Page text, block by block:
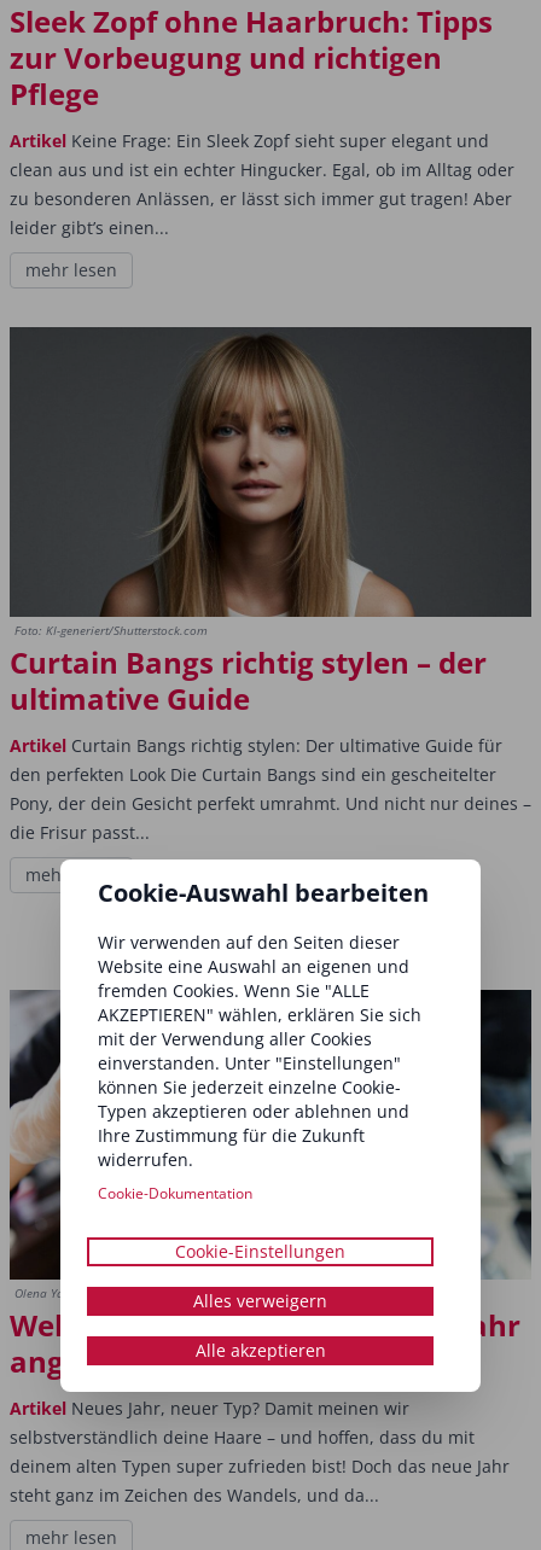
Sleek Zopf ohne Haarbruch: Tipps
zur Vorbeugung und richtigen
Pflege
Artikel Keine Frage: Ein Sleek Zopf sieht super elegant und
clean aus und ist ein echter Hingucker. Egal, ob im Alltag oder
zu besonderen Anlässen, er lässt sich immer gut tragen! Aber
leider gibt’s einen...
mehr lesen
Foto: KI-generiert/Shutterstock.com
Curtain Bangs richtig stylen – der
ultimative Guide
Artikel Curtain Bangs richtig stylen: Der ultimative Guide für
den perfekten Look Die Curtain Bangs sind ein gescheitelter
Pony, der dein Gesicht perfekt umrahmt. Und nicht nur deines –
die Frisur passt...
mehr lesen
Olena Yakobchuk/Shutterstock.com
Welche Haarfarben sind dieses Jahr
angesagt?
Artikel Neues Jahr, neuer Typ? Damit meinen wir
selbstverständlich deine Haare – und hoffen, dass du mit
deinem alten Typen super zufrieden bist! Doch das neue Jahr
steht ganz im Zeichen des Wandels, und da...
mehr lesen
Cookie-Auswahl bearbeiten
Wir verwenden auf den Seiten dieser
Website eine Auswahl an eigenen und
fremden Cookies. Wenn Sie "ALLE
AKZEPTIEREN" wählen, erklären Sie sich
mit der Verwendung aller Cookies
einverstanden. Unter "Einstellungen"
können Sie jederzeit einzelne Cookie-
Typen akzeptieren oder ablehnen und
Ihre Zustimmung für die Zukunft
widerrufen.
Cookie-Dokumentation
Cookie-Einstellungen
Alles verweigern
Alle akzeptieren